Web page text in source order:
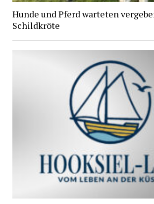
Hunde und Pferd warteten
Schildkröte